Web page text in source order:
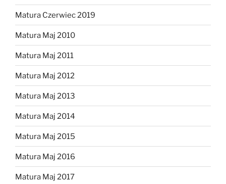
Matura Czerwiec 2019
Matura Maj 2010
Matura Maj 2011
Matura Maj 2012
Matura Maj 2013
Matura Maj 2014
Matura Maj 2015
Matura Maj 2016
Matura Maj 2017